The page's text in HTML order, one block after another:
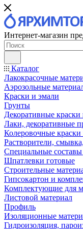
Интернет-магазин
Каталог
Лакокрасочные
Аэрозольные
Краски и эмали
Грунты
Декоративные
Лаки, декоративные
Колеровочные
Растворители,
Специальные
Шпатлевки готовые
Строительные
Гипсокартон и
Комплектующие для
Листовой материал
Профиль
Изоляционные
Гидроизоляция,